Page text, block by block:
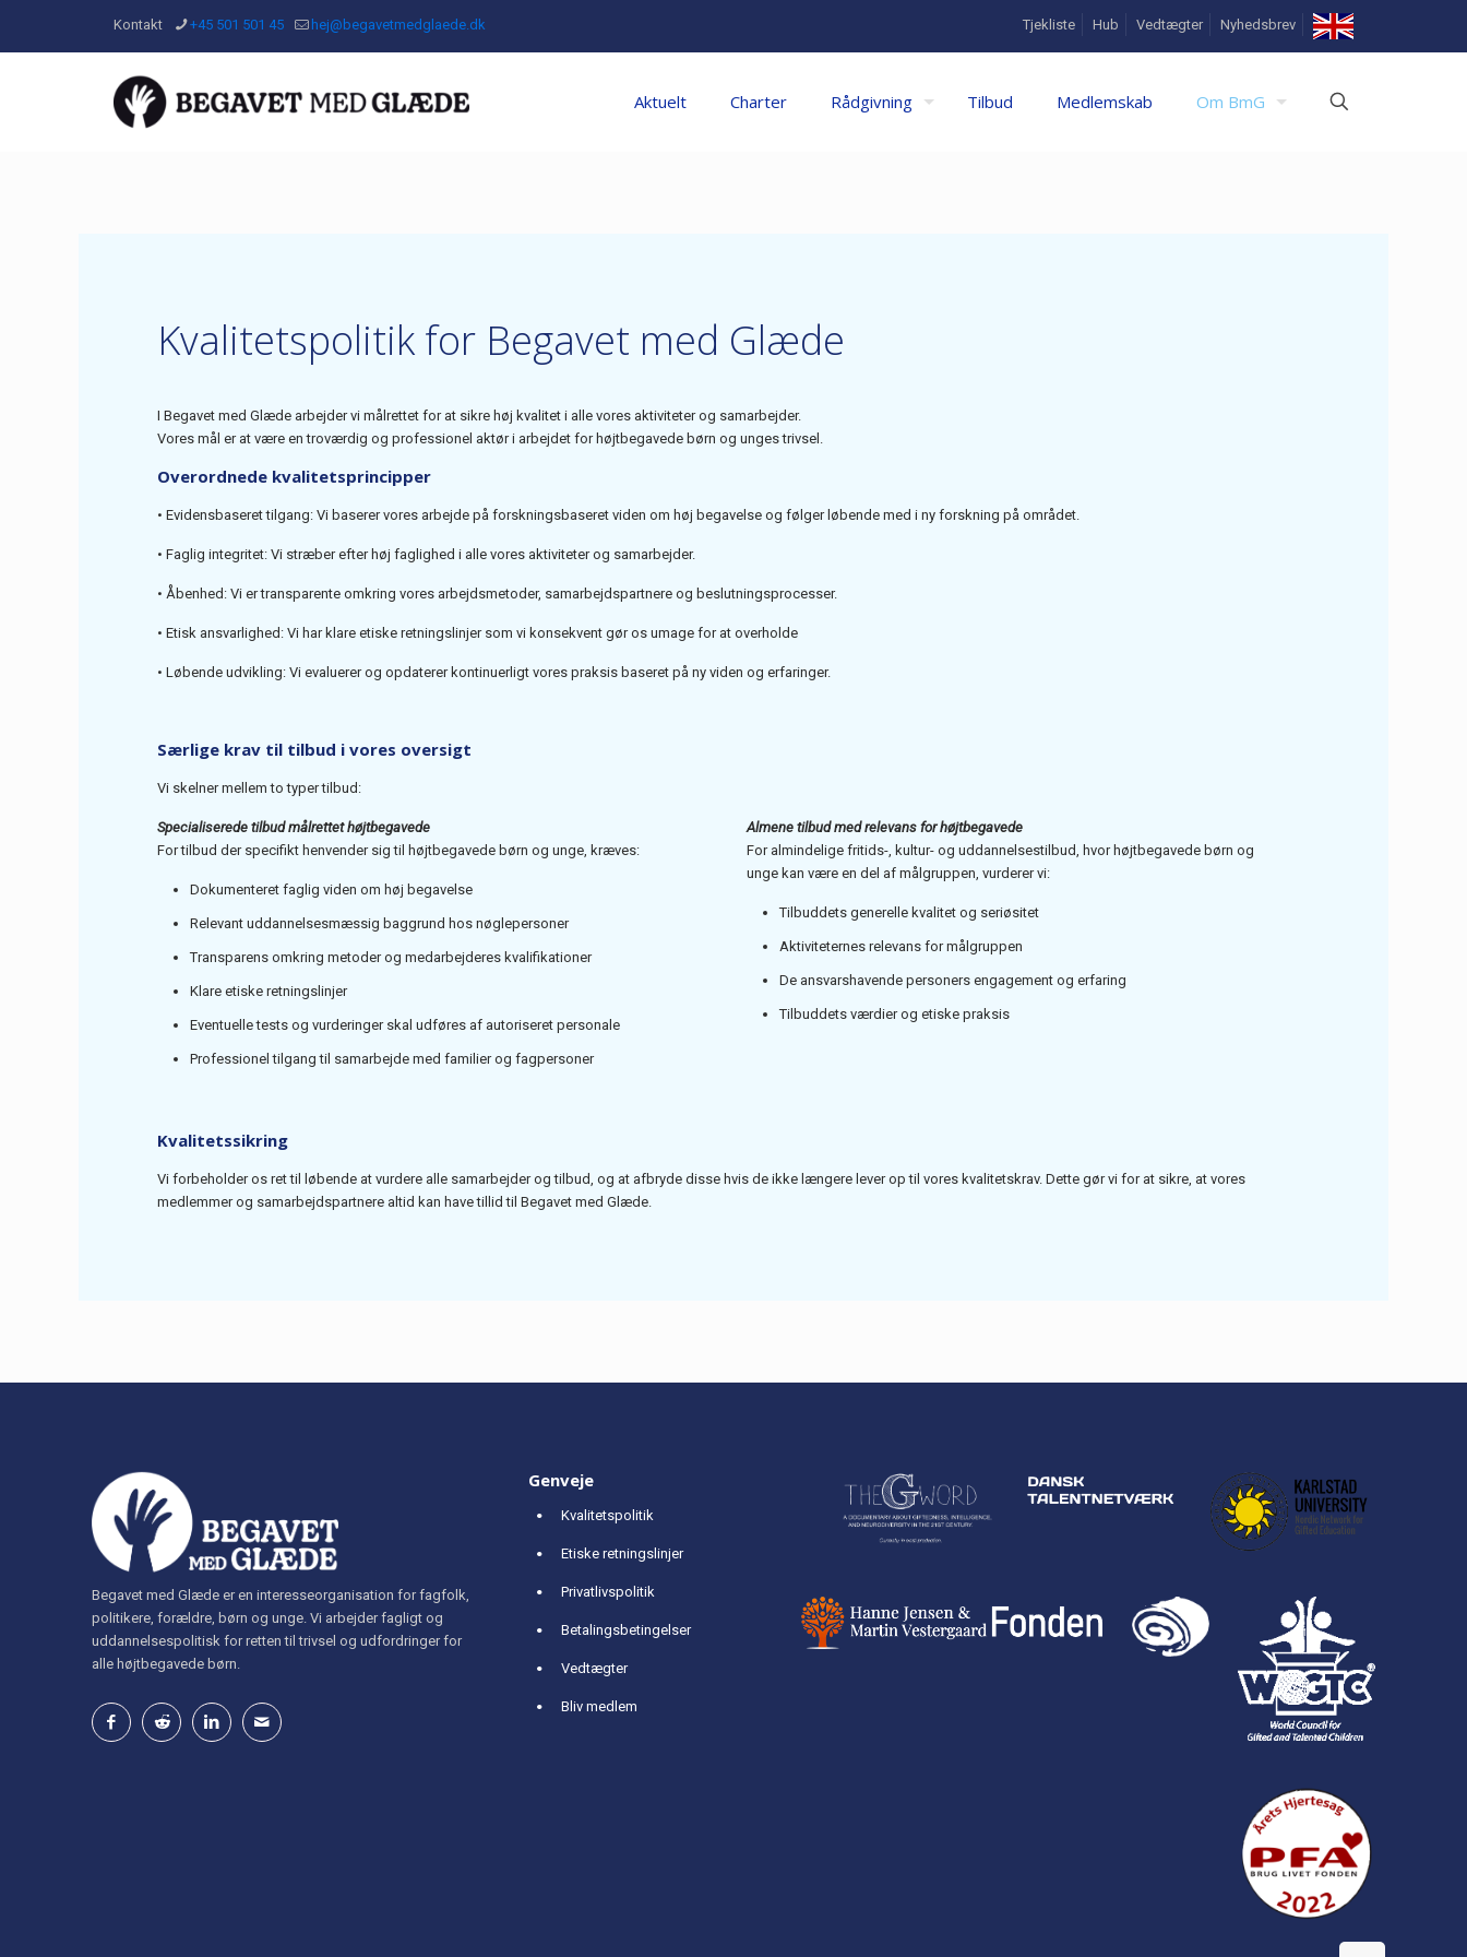
Kontakt +45 501 501 45 hej@begavetmedglaede.dk Tjekliste Hub Vedtægter Nyhedsbrev
In
Aktuelt Charter Rådgivning Tilbud Medlemskab Om BmG
Kvalitetspolitik for Begavet med Glæde
I Begavet med Glæde arbejder vi målrettet for at sikre høj kvalitet i alle vores aktiviteter og samarbejder.
Vores mål er at være en troværdig og professionel aktør i arbejdet for højtbegavede børn og unges trivsel.
Overordnede kvalitetsprincipper
• Evidensbaseret tilgang: Vi baserer vores arbejde på forskningsbaseret viden om høj begavelse og følger løbende med i ny forskning på området.
• Faglig integritet: Vi stræber efter høj faglighed i alle vores aktiviteter og samarbejder.
• Åbenhed: Vi er transparente omkring vores arbejdsmetoder, samarbejdspartnere og beslutningsprocesser.
• Etisk ansvarlighed: Vi har klare etiske retningslinjer som vi konsekvent gør os umage for at overholde
• Løbende udvikling: Vi evaluerer og opdaterer kontinuerligt vores praksis baseret på ny viden og erfaringer.
Særlige krav til tilbud i vores oversigt
Vi skelner mellem to typer tilbud:
Specialiserede tilbud målrettet højtbegavede
For tilbud der specifikt henvender sig til højtbegavede børn og unge, kræves:
Dokumenteret faglig viden om høj begavelse
Relevant uddannelsesmæssig baggrund hos nøglepersoner
Transparens omkring metoder og medarbejderes kvalifikationer
Klare etiske retningslinjer
Eventuelle tests og vurderinger skal udføres af autoriseret personale
Professionel tilgang til samarbejde med familier og fagpersoner
Almene tilbud med relevans for højtbegavede
For almindelige fritids-, kultur- og uddannelsestilbud, hvor højtbegavede børn og
unge kan være en del af målgruppen, vurderer vi:
Tilbuddets generelle kvalitet og seriøsitet
Aktiviteternes relevans for målgruppen
De ansvarshavende personers engagement og erfaring
Tilbuddets værdier og etiske praksis
Kvalitetssikring
Vi forbeholder os ret til løbende at vurdere alle samarbejder og tilbud, og at afbryde disse hvis de ikke længere lever op til vores kvalitetskrav. Dette gør vi for at sikre, at vores
medlemmer og samarbejdspartnere altid kan have tillid til Begavet med Glæde.
Begavet med Glæde er en interesseorganisation for fagfolk,
politikere, forældre, børn og unge. Vi arbejder fagligt og
uddannelsespolitisk for retten til trivsel og udfordringer for
alle højtbegavede børn.
Genveje
Kvalitetspolitik
Etiske retningslinjer
Privatlivspolitik
Betalingsbetingelser
Vedtægter
Bliv medlem